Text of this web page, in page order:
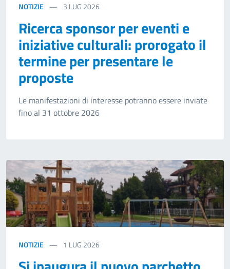
NOTIZIE 3 LUG 2026
Ricerca sponsor per eventi e
iniziative culturali: prorogato il
termine per presentare le
proposte
Le manifestazioni di interesse potranno essere inviate
fino al 31 ottobre 2026
NOTIZIE 1 LUG 2026